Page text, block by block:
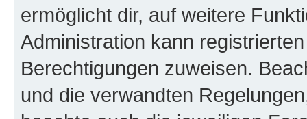
ermöglicht dir, auf weitere
Administration kann
Berechtigungen zuweisen.
und die verwandten